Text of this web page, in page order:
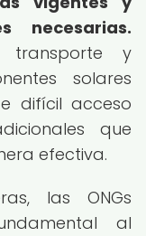
necesarias.
y
solares
difícil acceso
que
efectiva.
las ONGs
al